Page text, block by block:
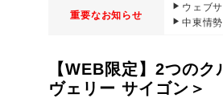
重要なお知らせ
ウェブ
中東情
【WEB限定】2つの
ヴェリー サイゴン＞